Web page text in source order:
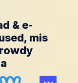
& e-
mis